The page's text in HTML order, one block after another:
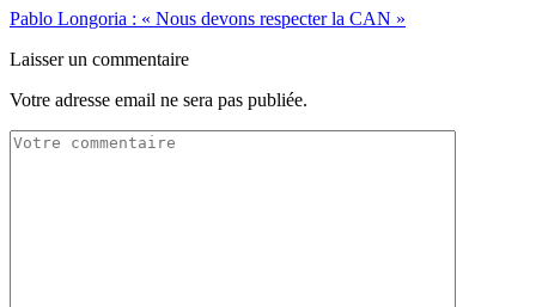
Pablo Longoria : « Nous devons respecter la CAN »
Laisser un commentaire
Votre adresse email ne sera pas publiée.